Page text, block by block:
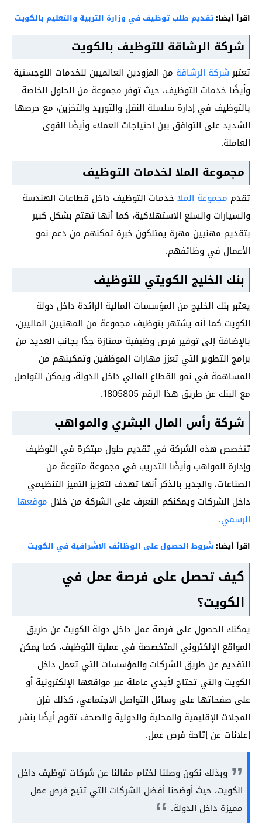
اقرأ أيضا: تقديم طلب توظيف في وزارة التربية والتعليم بالكويت
شركة الرشاقة للتوظيف بالكويت
تعتبر شركة الرشاقة من المزودين العالميين للخدمات اللوجستية
وأيضًا خدمات التوظيف، حيث توفر مجموعة من الحلول الخاصة
بالتوظيف في إدارة سلسلة النقل والتوريد والتخزين، مع حرصها
الشديد على التوافق بين احتياجات العملاء وأيضًا القوى
العاملة.
مجموعة الملا لخدمات التوظيف
تقدم مجموعة الملا خدمات التوظيف داخل قطاعات الهندسة
والسيارات والسلع الاستهلاكية، كما أنها تهتم بشكل كبير
بتقديم مهنيين مهرة يمتلكون خبرة تمكنهم من دعم نمو
الأعمال في وظائفهم.
بنك الخليج الكويتي للتوظيف
يعتبر بنك الخليج من المؤسسات المالية الرائدة داخل دولة
الكويت كما أنه يشتهر بتوظيف مجموعة من المهنيين الماليين،
بالإضافة إلى توفير فرص وظيفية ممتازة جدًا بجانب العديد من
برامج التطوير التي تعزز مهارات الموظفين وتمكينهم من
المساهمة في نمو القطاع المالي داخل الدولة، ويمكن التواصل
مع البنك عن طريق هذا الرقم 1805805.
شركة رأس المال البشري والمواهب
تتخصص هذه الشركة في تقديم حلول مبتكرة في التوظيف
وإدارة المواهب وأيضًا التدريب في مجموعة متنوعة من
الصناعات، والجدير بالذكر أنها تهدف لتعزيز التميز التنظيمي
داخل الشركات ويمكنكم التعرف على الشركة من خلال موقعها
الرسمي.
اقرأ أيضا: شروط الحصول على الوظائف الاشرافية في الكويت
كيف تحصل على فرصة عمل في
الكويت؟
يمكنك الحصول على فرصة عمل داخل دولة الكويت عن طريق
المواقع الإلكتروني المتخصصة في عملية التوظيف، كما يمكن
التقديم عن طريق الشركات والمؤسسات التي تعمل داخل
الكويت والتي تحتاج لأيدي عاملة عبر مواقعها الإلكترونية أو
على صفحاتها على وسائل التواصل الاجتماعي، كذلك فإن
المجلات الإقليمية والمحلية والدولية والصحف تقوم أيضًا بنشر
إعلانات عن إتاحة فرص عمل.
وبذلك نكون وصلنا لختام مقالنا عن شركات توظيف داخل
الكويت، حيث أوضحنا أفضل الشركات التي تتيح فرص عمل
مميزة داخل الدولة.